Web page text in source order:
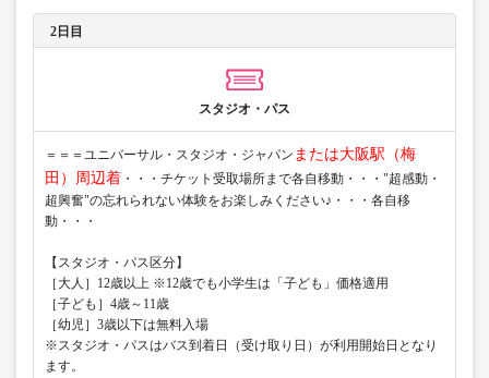
2日目
スタジオ・パス
＝＝＝ユニバーサル・スタジオ・ジャパン または大阪駅（梅
田）周辺着 ・・・チケット受取場所まで各自移動・・・"超感動・
超興奮"の忘れられない体験をお楽しみください♪・・・各自移
動・・・
【スタジオ・パス区分】
［大人］12歳以上 ※12歳でも小学生は「子ども」価格適用
［子ども］4歳～11歳
［幼児］3歳以下は無料入場
※スタジオ・パスはバス到着日（受け取り日）が利用開始日となり
ます。